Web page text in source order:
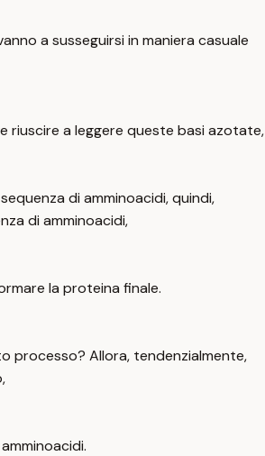
a susseguirsi in maniera casuale
riuscire a leggere queste basi azotate,
di amminoacidi, quindi,
di amminoacidi,
la proteina finale.
processo? Allora, tendenzialmente,